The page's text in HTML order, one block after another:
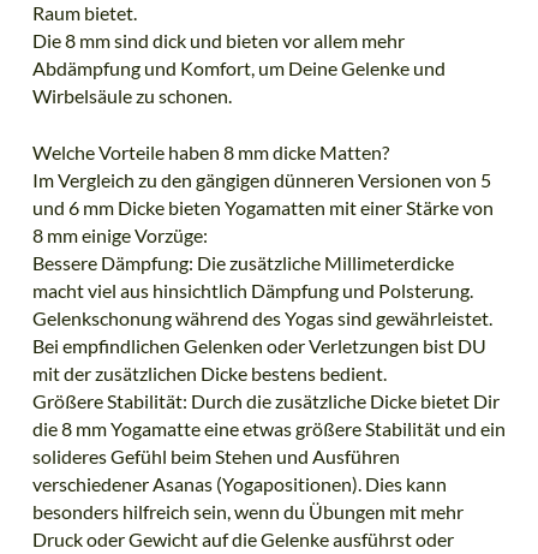
Raum bietet.
Die 8 mm sind dick und bieten vor allem mehr
Abdämpfung und Komfort, um Deine Gelenke und
Wirbelsäule zu schonen.
Welche Vorteile haben 8 mm dicke Matten?
Im Vergleich zu den gängigen dünneren Versionen von 5
und 6 mm Dicke bieten Yogamatten mit einer Stärke von
8 mm einige Vorzüge:
Bessere Dämpfung: Die zusätzliche Millimeterdicke
macht viel aus hinsichtlich Dämpfung und Polsterung.
Gelenkschonung während des Yogas sind gewährleistet.
Bei empfindlichen Gelenken oder Verletzungen bist DU
mit der zusätzlichen Dicke bestens bedient.
Größere Stabilität: Durch die zusätzliche Dicke bietet Dir
die 8 mm Yogamatte eine etwas größere Stabilität und ein
solideres Gefühl beim Stehen und Ausführen
verschiedener Asanas (Yogapositionen). Dies kann
besonders hilfreich sein, wenn du Übungen mit mehr
Druck oder Gewicht auf die Gelenke ausführst oder